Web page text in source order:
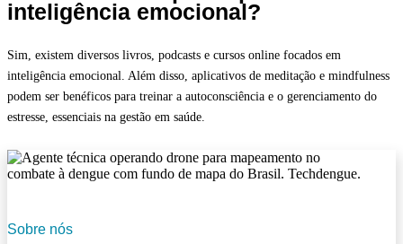
inteligência emocional?
Sim, existem diversos livros, podcasts e cursos online focados em
inteligência emocional. Além disso, aplicativos de meditação e mindfulness
podem ser benéficos para treinar a autoconsciência e o gerenciamento do
estresse, essenciais na gestão em saúde.
Sobre nós